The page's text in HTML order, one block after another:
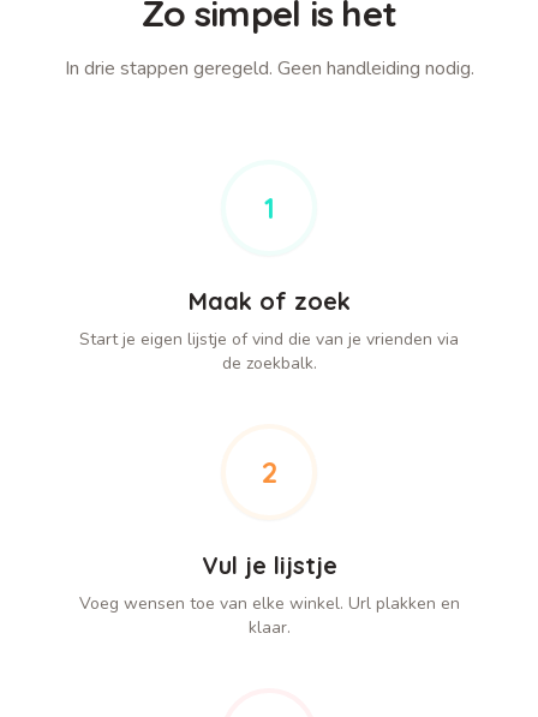
Zo simpel is het
In drie stappen geregeld. Geen handleiding nodig.
1
Maak of zoek
Start je eigen lijstje of vind die van je vrienden via
de zoekbalk.
2
Vul je lijstje
Voeg wensen toe van elke winkel. Url plakken en
klaar.